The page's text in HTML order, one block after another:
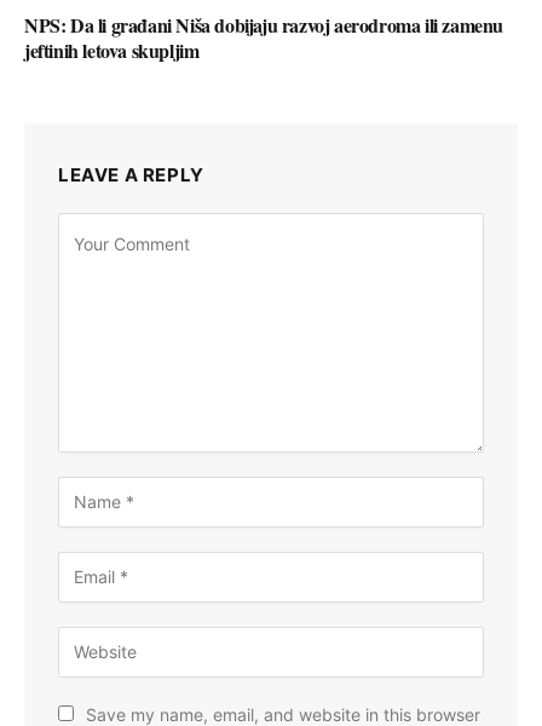
NPS: Da li građani Niša dobijaju razvoj aerodroma ili zamenu
jeftinih letova skupljim
LEAVE A REPLY
Save my name, email, and website in this browser